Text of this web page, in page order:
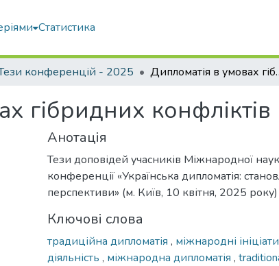
Статистика
конференцій - 2025 Дипломатія
гібридних конфліктів
Анотація
Тези доповідей учасників Міжнародної
конференції «Українська дипломатія:
перспективи» (м. Київ, 10 квітня, 2025 року)
Ключові слова
традиційна дипломатія , міжнародні
діяльність , міжнародна дипломатія ,